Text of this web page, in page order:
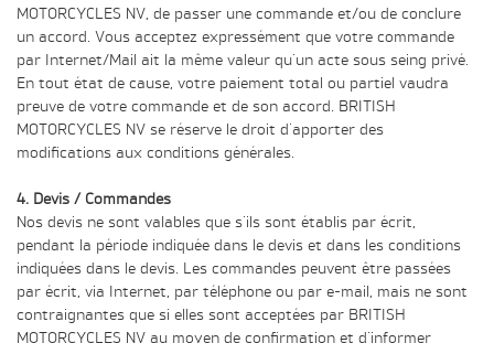
MOTORCYCLES NV, de passer une commande et/ou de conclure
un accord. Vous acceptez expressément que votre commande
par Internet/Mail ait la même valeur qu'un acte sous seing privé.
En tout état de cause, votre paiement total ou partiel vaudra
preuve de votre commande et de son accord. BRITISH
MOTORCYCLES NV se réserve le droit d'apporter des
modifications aux conditions générales.
4. Devis / Commandes
Nos devis ne sont valables que s'ils sont établis par écrit,
pendant la période indiquée dans le devis et dans les conditions
indiquées dans le devis. Les commandes peuvent être passées
par écrit, via Internet, par téléphone ou par e-mail, mais ne sont
contraignantes que si elles sont acceptées par BRITISH
MOTORCYCLES NV au moyen de confirmation et d'informer